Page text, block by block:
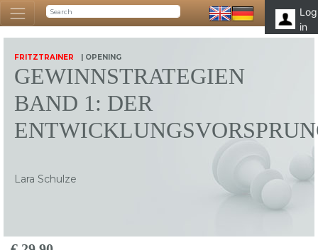
Log
in
FRITZTRAINER | OPENING
GEWINNSTRATEGIEN
BAND 1: DER
Lara Schulze